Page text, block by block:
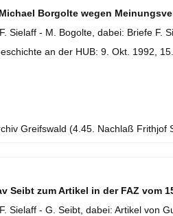
Borgolte wegen
Sielaff - M. Bogolte, dabei: Briefe F.
an der HUB: 9. Okt. 1992,
Greifswald (4.45. Nachlaß Frithjof
Seibt zum Artikel in der FAZ vom
Sielaff - G. Seibt, dabei: Artikel von